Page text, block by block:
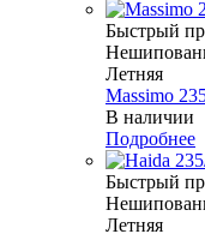
Быстрый
Летняя
Massimo
В наличии
Подробнее
Быстрый
Летняя